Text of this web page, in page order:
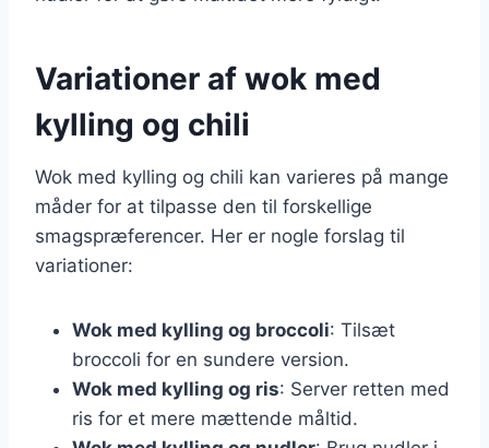
Variationer af wok med
kylling og chili
Wok med kylling og chili kan varieres på mange
måder for at tilpasse den til forskellige
smagspræferencer. Her er nogle forslag til
variationer:
Wok med kylling og broccoli: Tilsæt
broccoli for en sundere version.
Wok med kylling og ris: Server retten med
ris for et mere mættende måltid.